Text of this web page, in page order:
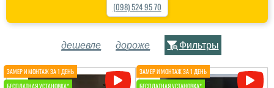
(098) 524 95 70
дешевле дороже Фильтры